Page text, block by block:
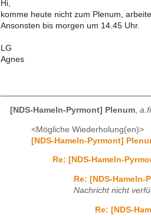
Hi,
komme heute nicht zum Plenum,
Ansonsten bis morgen um 14.45 Uhr.
LG
Agnes
[NDS-Hameln-Pyrmont] Plenum,
<Mögliche Wiederholung(en)>
[NDS-Hameln-Pyrmont]
Re: [NDS-Hameln-
Re: [NDS-Hameln-
Nachricht nicht
Re: [NDS-